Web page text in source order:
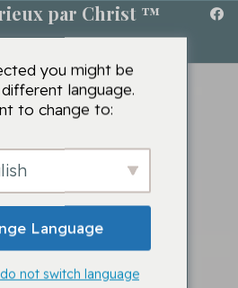
par Christ ™
you might be
language.
to change to:
Language
not switch language